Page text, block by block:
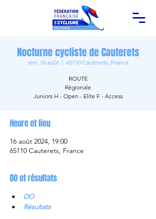
Nocturne cycliste de Cauterets
ven. 16 août
  |
65110 Cauterets, France
ROUTE
Régionale
Juniors H - Open - Elite F - Access
Heure et lieu
16 août 2024, 19:00
65110 Cauterets, France
DO et résultats
DO
Résultats